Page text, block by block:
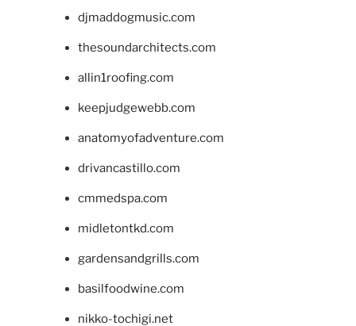
djmaddogmusic.com
thesoundarchitects.com
allin1roofing.com
keepjudgewebb.com
anatomyofadventure.com
drivancastillo.com
cmmedspa.com
midletontkd.com
gardensandgrills.com
basilfoodwine.com
nikko-tochigi.net